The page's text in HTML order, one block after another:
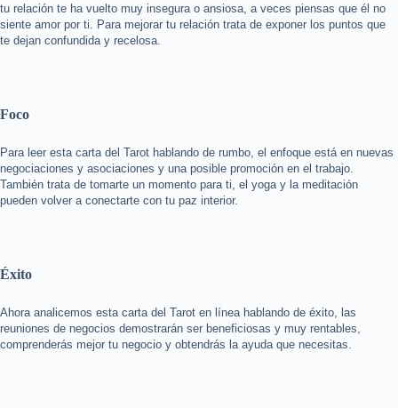
tu relación te ha vuelto muy insegura o ansiosa, a veces piensas que él no
siente amor por ti. Para mejorar tu relación trata de exponer los puntos que
te dejan confundida y recelosa.
Foco
Para leer esta carta del Tarot hablando de rumbo, el enfoque está en nuevas
negociaciones y asociaciones y una posible promoción en el trabajo.
También trata de tomarte un momento para ti, el yoga y la meditación
pueden volver a conectarte con tu paz interior.
Éxito
Ahora analicemos esta carta del Tarot en línea hablando de éxito, las
reuniones de negocios demostrarán ser beneficiosas y muy rentables,
comprenderás mejor tu negocio y obtendrás la ayuda que necesitas.